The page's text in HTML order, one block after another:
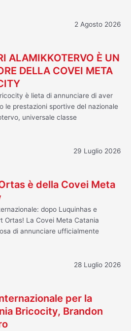
2 Agosto 2026
ALAMIKKOTERVO È UN
DELLA COVEI META
è lieta di annunciare di aver
le prestazioni sportive del nazionale
universale classe
29 Luglio 2026
è della Covei Meta
dopo Luquinhas e
Ortas! La Covei Meta Catania
di annunciare ufficialmente
28 Luglio 2026
per la
Bricocity, Brandon